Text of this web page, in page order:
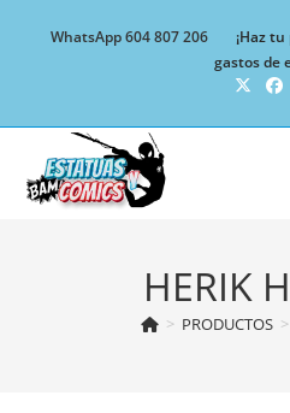
WhatsApp 604 807 206
¡Haz
gastos de
HERIK
> PRODUCTOS >